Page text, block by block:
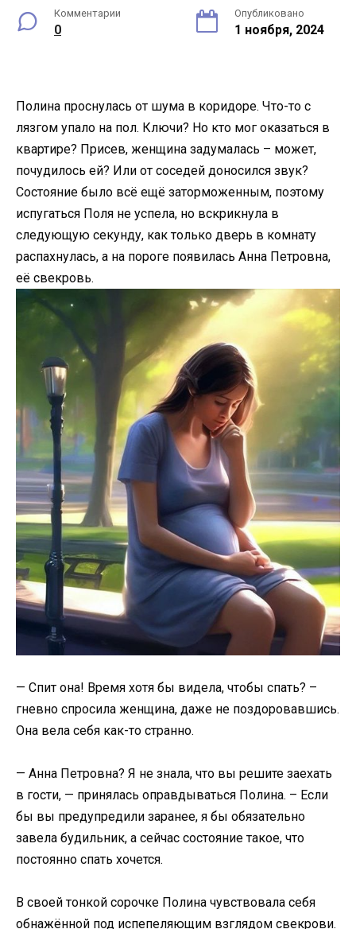
Комментарии
0
Опубликовано
1 ноября, 2024
Полина проснулась от шума в коридоре. Что-то с
лязгом упало на пол. Ключи? Но кто мог оказаться в
квартире? Присев, женщина задумалась – может,
почудилось ей? Или от соседей доносился звук?
Состояние было всё ещё заторможенным, поэтому
испугаться Поля не успела, но вскрикнула в
следующую секунду, как только дверь в комнату
распахнулась, а на пороге появилась Анна Петровна,
её свекровь.
— Спит она! Время хотя бы видела, чтобы спать? –
гневно спросила женщина, даже не поздоровавшись.
Она вела себя как-то странно.
— Анна Петровна? Я не знала, что вы решите заехать
в гости, — принялась оправдываться Полина. – Если
бы вы предупредили заранее, я бы обязательно
завела будильник, а сейчас состояние такое, что
постоянно спать хочется.
В своей тонкой сорочке Полина чувствовала себя
обнажённой под испепеляющим взглядом свекрови.